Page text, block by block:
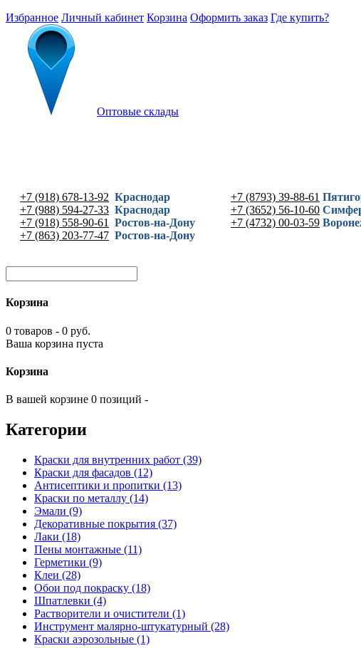
Избранное Личный кабинет Корзина Оформить заказ Где купить?
Оптовые склады
+7 (918) 678-13-92 Краснодар
+7 (988) 594-27-33 Краснодар
+7 (918) 558-90-61
Ростов-на-Дону
+7 (863) 203-77-47 Ростов-на-Дону
+7 (8793) 39-88-61
+7 (3652) 56-10-60
+7 (4732) 00-03-59
Корзина
0 товаров - 0 руб.
Ваша корзина пуста
Корзина
В вашей корзине 0 позиций -
Категории
Краски для внутренних работ (39)
Краски для фасадов (12)
Антисептики и пропитки (13)
Краски по металлу (14)
Эмали (9)
Декоративные покрытия (37)
Лаки (18)
Пены монтажные (11)
Герметики (9)
Клеи (28)
Обои под покраску (18)
Шпатлевки (4)
Растворители и очистители (1)
Инструмент малярно-штукатурный (28)
Краски аэрозольные (1)